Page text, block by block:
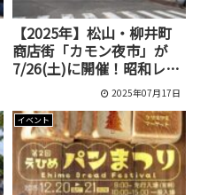
【2025年】松山・柳井町
商店街「カモン夜市」が
7/26(土)に開催！昭和レト
ロなナイトマーケット
2025年07月17日
イベント